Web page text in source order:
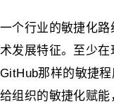
一个行业的敏捷化
术发展特征。至少在
GitHub那样的敏捷
给组织的敏捷化赋能